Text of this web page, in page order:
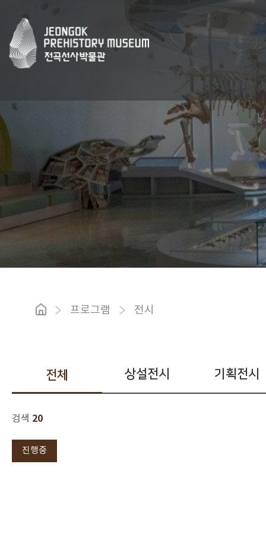
프로그램 전시
전체 상설전시 기획전시
검색 20
진행중